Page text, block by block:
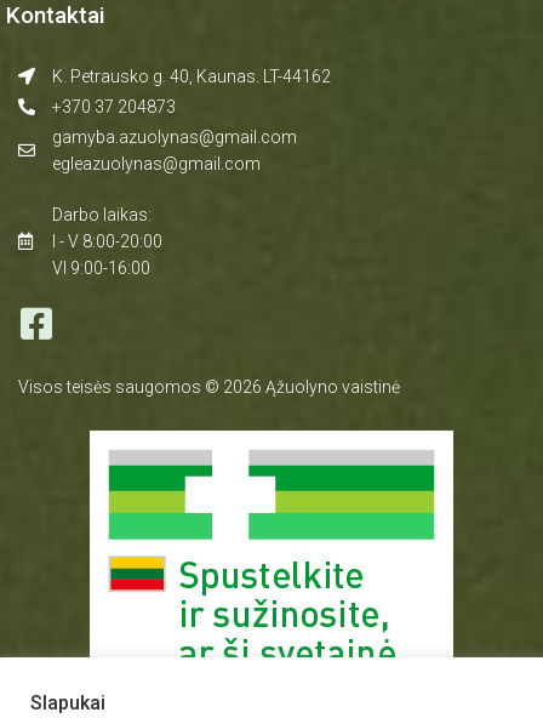
Kontaktai
K. Petrausko g. 40, Kaunas. LT-44162
+370 37 204873
gamyba.azuolynas@gmail.com
egleazuolynas@gmail.com
Darbo laikas:
I - V 8:00-20:00
VI 9:00-16:00
Visos teisės saugomos © 2026 Ąžuolyno vaistinė
Slapukai